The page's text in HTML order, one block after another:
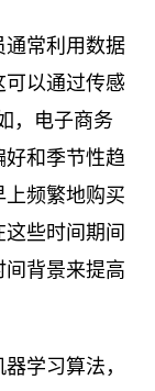
通常利用数据
可以通过传感
，电子商务
好和季节性趋
频繁地购买
些时间期间
背景来提高
学习算法，